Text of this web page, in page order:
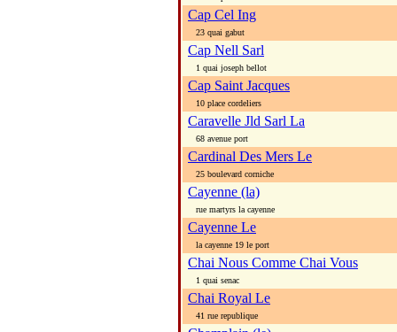
Cap Cel Ing
23 quai gabut
Cap Nell Sarl
1 quai joseph bellot
Cap Saint Jacques
10 place cordeliers
Caravelle Jld Sarl La
68 avenue port
Cardinal Des Mers Le
25 boulevard corniche
Cayenne (la)
rue martyrs la cayenne
Cayenne Le
la cayenne 19 le port
Chai Nous Comme Chai Vous
1 quai senac
Chai Royal Le
41 rue republique